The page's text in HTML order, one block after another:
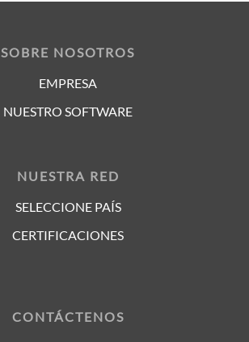
SOBRE NOSOTROS
EMPRESA
NUESTRO SOFTWARE
NUESTRA RED
SELECCIONE PAÍS
CERTIFICACIONES
CONTÁCTENOS